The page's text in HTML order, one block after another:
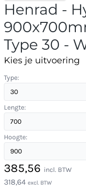
Henrad -
Type 30 -
Kies je uitvoering
Type:
Lengte:
Hoogte:
385,56 incl. BTW
318,64 excl. BTW